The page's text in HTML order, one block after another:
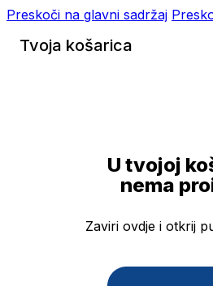
Preskoči na glavni sadržaj
Tvoja košarica
U tvojoj
nema
Zaviri ovdje i otkrij